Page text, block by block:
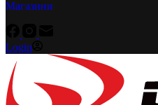
Магазини
Login